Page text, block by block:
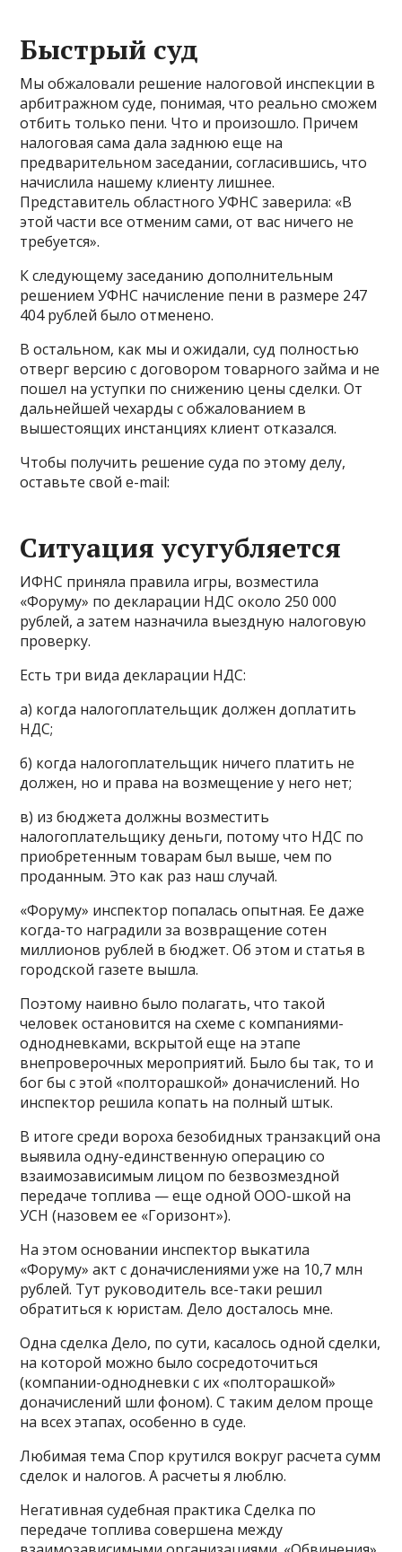
Быстрый суд
Мы обжаловали решение налоговой инспекции в
арбитражном суде, понимая, что реально сможем
отбить только пени. Что и произошло. Причем
налоговая сама дала заднюю еще на
предварительном заседании, согласившись, что
начислила нашему клиенту лишнее.
Представитель областного УФНС заверила: «В
этой части все отменим сами, от вас ничего не
требуется».
К следующему заседанию дополнительным
решением УФНС начисление пени в размере 247
404 рублей было отменено.
В остальном, как мы и ожидали, суд полностью
отверг версию с договором товарного займа и не
пошел на уступки по снижению цены сделки. От
дальнейшей чехарды с обжалованием в
вышестоящих инстанциях клиент отказался.
Чтобы получить решение суда по этому делу,
оставьте свой e-mail:
Ситуация усугубляется
ИФНС приняла правила игры, возместила
«Форуму» по декларации НДС около 250 000
рублей, а затем назначила выездную налоговую
проверку.
Есть три вида декларации НДС:
а) когда налогоплательщик должен доплатить
НДС;
б) когда налогоплательщик ничего платить не
должен, но и права на возмещение у него нет;
в) из бюджета должны возместить
налогоплательщику деньги, потому что НДС по
приобретенным товарам был выше, чем по
проданным. Это как раз наш случай.
«Форуму» инспектор попалась опытная. Ее даже
когда-то наградили за возвращение сотен
миллионов рублей в бюджет. Об этом и статья в
городской газете вышла.
Поэтому наивно было полагать, что такой
человек остановится на схеме с компаниями-
однодневками, вскрытой еще на этапе
внепроверочных мероприятий. Было бы так, то и
бог бы с этой «полторашкой» доначислений. Но
инспектор решила копать на полный штык.
В итоге среди вороха безобидных транзакций она
выявила одну-единственную операцию со
взаимозависимым лицом по безвозмездной
передаче топлива — еще одной ООО-шкой на
УСН (назовем ее «Горизонт»).
На этом основании инспектор выкатила
«Форуму» акт с доначислениями уже на 10,7 млн
рублей. Тут руководитель все-таки решил
обратиться к юристам. Дело досталось мне.
Одна сделка Дело, по сути, касалось одной сделки,
на которой можно было сосредоточиться
(компании-однодневки с их «полторашкой»
доначислений шли фоном). С таким делом проще
на всех этапах, особенно в суде.
Любимая тема Спор крутился вокруг расчета сумм
сделок и налогов. А расчеты я люблю.
Негативная судебная практика Сделка по
передаче топлива совершена между